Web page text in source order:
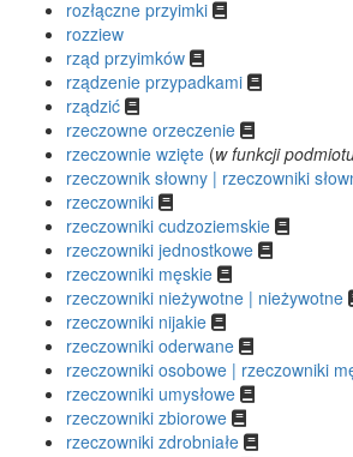
rozłączne przyimki
rozziew
rząd przyimków
rządzenie przypadkami
rządzić
rzeczowne orzeczenie
rzeczownie wzięte (w funkcji
rzeczownik słowny | rzeczowniki
rzeczowniki
rzeczowniki cudzoziemskie
rzeczowniki jednostkowe
rzeczowniki męskie
rzeczowniki nieżywotne | nieżywotne
rzeczowniki nijakie
rzeczowniki oderwane
rzeczowniki osobowe | rzeczowniki
rzeczowniki umysłowe
rzeczowniki zbiorowe
rzeczowniki zdrobniałe